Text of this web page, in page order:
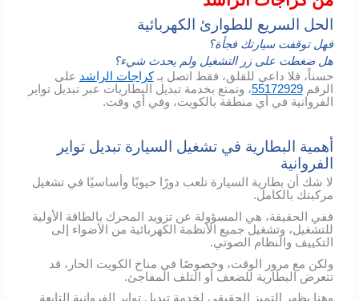
الحل السريع للطوارئ الكهربائية
فهل توقفت سيارتك فجأة؟
هل ضغطت على زر التشغيل ولم يحدث شيء؟
حسناً، فلا داعي للقلق، فقط اتصل بـكراجات الراشد على
الرقم55172929، وتمتع بخدمة تبديل البطاريات عبر تبديل تواير
الفروانية في أي منطقة بالكويت، وفي أي وقت.
أهمية البطارية في تشغيل السيارة تبديل تواير
الفروانية
لا شك أن بطارية السيارة تلعب دورًا حيويًا وأساسيًا في تشغيل
مركبتك بالكامل.
ففي الحقيقة، هي المسؤولة عن تزويد المحرك بالطاقة الأولية
للتشغيل، وتشغيل جميع الأنظمة الكهربائية من الأضواء إلى
التكييف والنظام الصوتي.
ولكن مع مرور الوقت، وخصوصًا في مناخ الكويت الحار، قد
تتعرض البطارية للضعف أو التلف المفاجئ.
وهنا يظهر التميز الحقيقي لخدمة تبديل تواير الفروانية التابعة